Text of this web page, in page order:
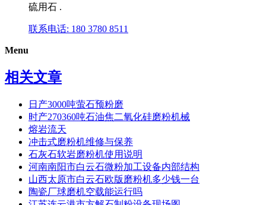
硫用石 .
联系电话: 180 3780 8511
Menu
相关文章
日产3000吨萤石预粉磨
时产270360吨石油焦二氧化硅磨粉机械
熔岩流天
冲击式磨粉机维修与保养
石灰石软岩磨粉机使用说明
河南南阳市白云石微粉加工设备内部结构
山西太原市白云石欧版磨粉机多少钱一台
陶瓷厂球磨机空载能运行吗